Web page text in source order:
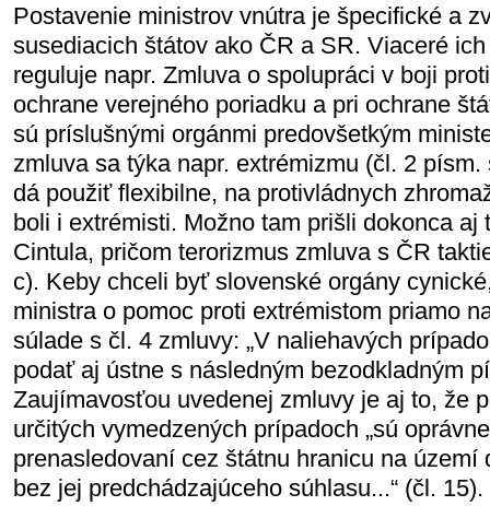
Postavenie ministrov vnútra je špecifické a
susediacich štátov ako ČR a SR. Viaceré
reguluje napr. Zmluva o spolupráci v boji
ochrane verejného poriadku a pri ochrane
sú príslušnými orgánmi predovšetkým
zmluva sa týka napr. extrémizmu (čl. 2
dá použiť flexibilne, na protivládnych
boli i extrémisti. Možno tam prišli dokonca aj
Cintula, pričom terorizmus zmluva s ČR
c). Keby chceli byť slovenské orgány
ministra o pomoc proti extrémistom priamo
súlade s čl. 4 zmluvy: „V naliehavých
podať aj ústne s následným bezodkladným
Zaujímavosťou uvedenej zmluvy je aj to, že
určitých vymedzených prípadoch „sú
prenasledovaní cez štátnu hranicu na území
bez jej predchádzajúceho súhlasu...“ (čl.